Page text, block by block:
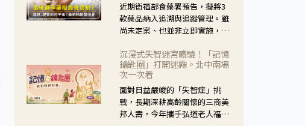
近期衛福部食藥署預告，擬將3
款藥品納入追溯與追蹤管理。雖
尚未定案、也並非立即實施，不
人杰藥師表示，這三款藥物目
的、作用、風險各有不同，管制
與否所帶來的後許影響也不同，
可先了解其特性。
沉浸式失智迷宮體驗！「記憶
鑰匙圈」打開迷霧。北中南場
次一次看
面對日益嚴峻的「失智症」挑
戰，長期深耕高齡關懷的三商美
邦人壽，今年攜手弘道老人福利